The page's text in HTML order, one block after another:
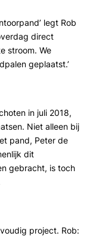
legt Rob
direct
stroom. We
geplaatst.’
in juli 2018,
Niet alleen bij
pand, Peter de
dit
gebracht, is toch
project. Rob: